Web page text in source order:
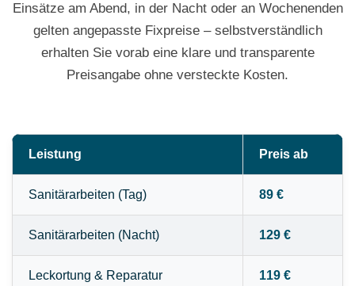
Einsätze am Abend, in der Nacht oder an Wochenenden
gelten angepasste Fixpreise – selbstverständlich
erhalten Sie vorab eine klare und transparente
Preisangabe ohne versteckte Kosten.
Leistung Preis ab
Sanitärarbeiten (Tag) 89 €
Sanitärarbeiten (Nacht) 129 €
Leckortung & Reparatur 119 €